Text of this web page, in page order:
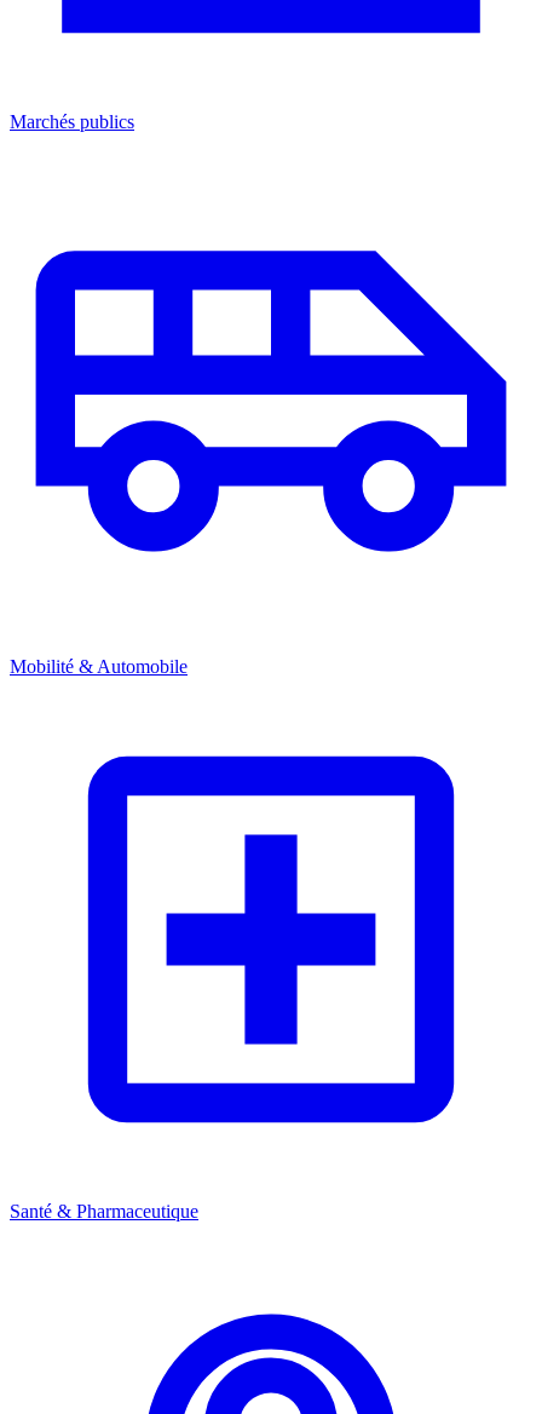
Marchés publics
Mobilité & Automobile
Santé & Pharmaceutique